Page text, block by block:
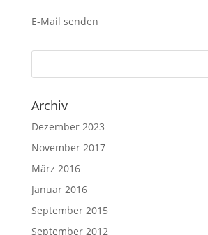
E-Mail senden
Archiv
Dezember 2023
November 2017
März 2016
Januar 2016
September 2015
September 2012